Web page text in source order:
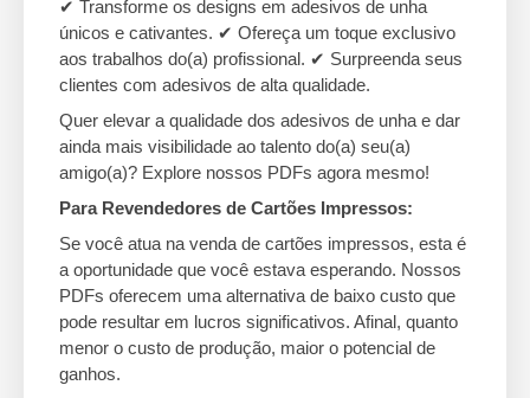
✔ Transforme os designs em adesivos de unha
únicos e cativantes. ✔ Ofereça um toque exclusivo
aos trabalhos do(a) profissional. ✔ Surpreenda seus
clientes com adesivos de alta qualidade.
Quer elevar a qualidade dos adesivos de unha e dar
ainda mais visibilidade ao talento do(a) seu(a)
amigo(a)? Explore nossos PDFs agora mesmo!
Para Revendedores de Cartões Impressos:
Se você atua na venda de cartões impressos, esta é
a oportunidade que você estava esperando. Nossos
PDFs oferecem uma alternativa de baixo custo que
pode resultar em lucros significativos. Afinal, quanto
menor o custo de produção, maior o potencial de
ganhos.